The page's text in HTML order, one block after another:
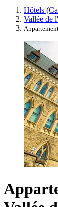
Hôtels
Vallée de